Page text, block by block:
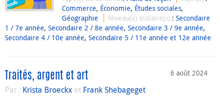
Commerce, Économie, Études sociales,
Géographie
Niveau(x) scolaire(s) :Secondaire
1 / 7e année, Secondaire 2 / 8e année, Secondaire 3 / 9e année,
Secondaire 4 / 10e année, Secondaire 5 / 11e année et 12e année
6 août 2024
Traités, argent et art
Par : Krista Broeckx et Frank Shebageget